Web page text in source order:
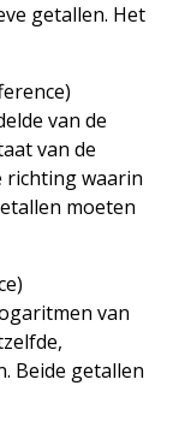
getallen. Het
van de
van de
richting waarin
moeten
van
Beide getallen